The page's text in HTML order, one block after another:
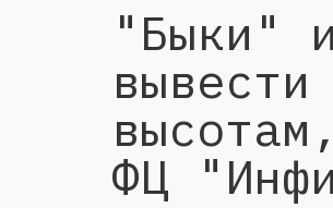
"Быки"
ФЦ